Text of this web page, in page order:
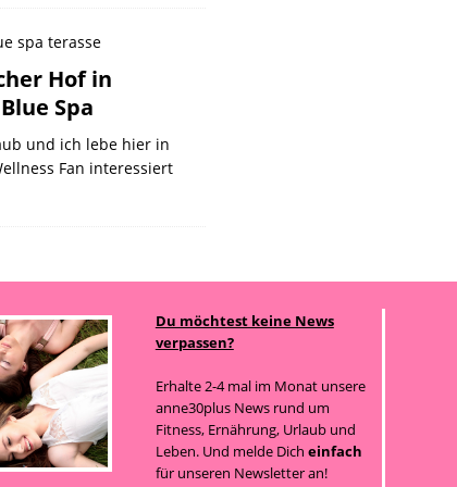
Hof in
Spa
und ich lebe hier in
Fan interessiert
Du möchtest keine News
verpassen?
Erhalte 2-4 mal im Monat unsere
anne30plus News rund um
Fitness, Ernährung, Urlaub und
Leben. Und melde Dich einfach
für unseren Newsletter an!